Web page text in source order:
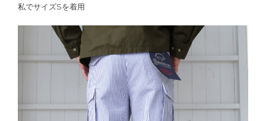
私でサイズSを着用